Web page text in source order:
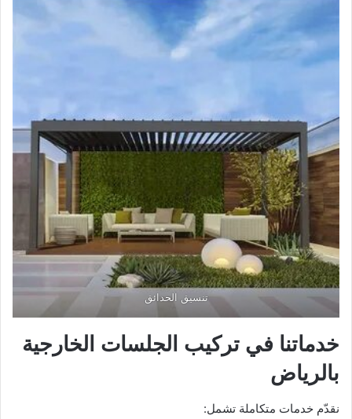
تنسيق الحدائق
خدماتنا في تركيب الجلسات الخارجية
بالرياض
نقدّم خدمات متكاملة تشمل: